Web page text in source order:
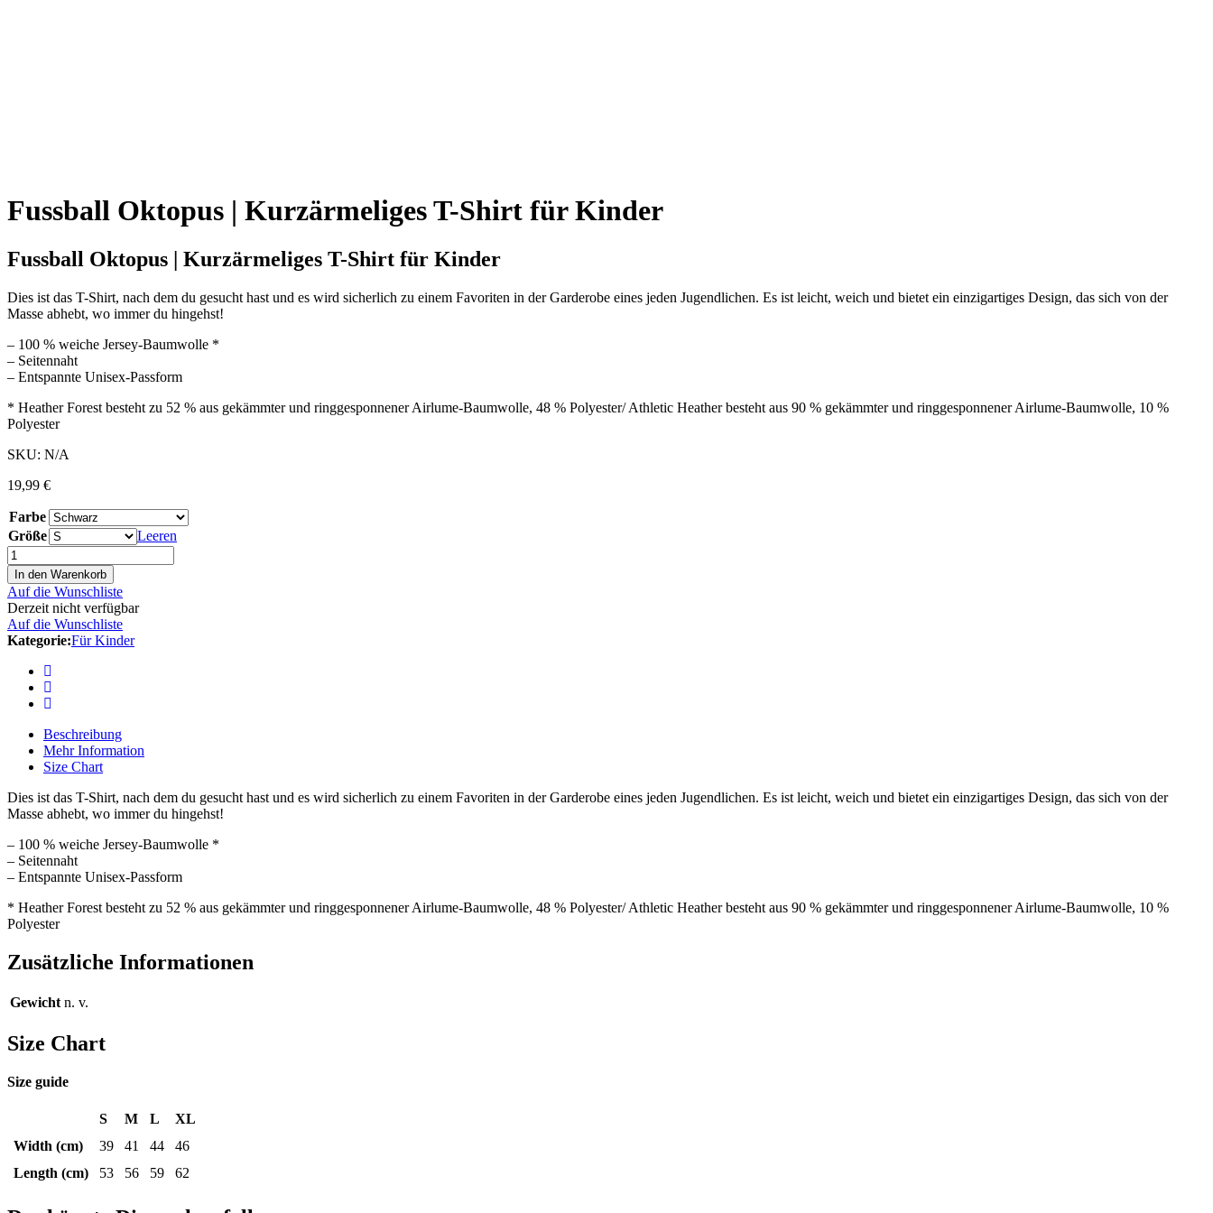
Fussball Oktopus | Kurzärmeliges T-Shirt für Kinder
Fussball Oktopus | Kurzärmeliges T-Shirt für Kinder
Dies ist das T-Shirt, nach dem du gesucht hast und es wird sicherlich zu einem Favoriten in der Garderobe eines jeden Jugendlichen. Es ist leicht, weich und bietet ein einzigartiges Design, das sich von der
Masse abhebt, wo immer du hingehst!
– 100 % weiche Jersey-Baumwolle *
– Seitennaht
– Entspannte Unisex-Passform
* Heather Forest besteht zu 52 % aus gekämmter und ringgesponnener Airlume-Baumwolle, 48 % Polyester/ Athletic Heather besteht aus 90 % gekämmter und ringgesponnener Airlume-Baumwolle, 10 %
Polyester
SKU: N/A
19,99 €
Farbe
Größe
Leeren
In den Warenkorb
Auf die Wunschliste
Derzeit nicht verfügbar
Auf die Wunschliste
Kategorie:Für Kinder
Beschreibung
Mehr Information
Size Chart
Dies ist das T-Shirt, nach dem du gesucht hast und es wird sicherlich zu einem Favoriten in der Garderobe eines jeden Jugendlichen. Es ist leicht, weich und bietet ein einzigartiges Design, das sich von der
Masse abhebt, wo immer du hingehst!
– 100 % weiche Jersey-Baumwolle *
– Seitennaht
– Entspannte Unisex-Passform
* Heather Forest besteht zu 52 % aus gekämmter und ringgesponnener Airlume-Baumwolle, 48 % Polyester/ Athletic Heather besteht aus 90 % gekämmter und ringgesponnener Airlume-Baumwolle, 10 %
Polyester
Zusätzliche Informationen
Gewicht n. v.
Size Chart
Size guide
S M L
XL
Width (cm)
39 41 44
46
Length (cm)
53 56 59 62